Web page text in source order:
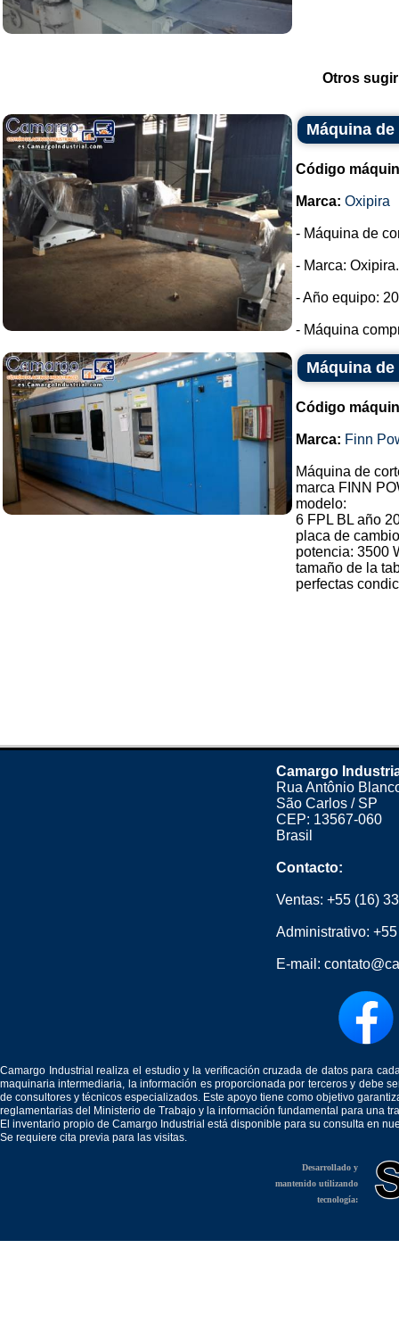
Otros
Máquina
Código
Marca: Oxipira
- Máquina de
- Marca: Oxipira.
- Año equipo:
- Máquina
Máquina
Código
Marca: Finn
Máquina de
marca FINN
modelo:
6 FPL BL año
placa de
potencia: 3500
tamaño de la
perfectas
Camargo
Rua Antônio
São Carlos / SP
CEP: 13567-060
Brasil
Contacto:
Ventas: +55 (16)
Administrativo:
E-mail:
Camargo Industrial realiza el estudio y la verificación cruzada de datos para
maquinaria intermediaria, la información es proporcionada por terceros y debe
de consultores y técnicos especializados. Este apoyo tiene como objetivo
reglamentarias del Ministerio de Trabajo y la información fundamental para una
El inventario propio de Camargo Industrial está disponible para su consulta en
Se requiere cita previa para las visitas.
Desarrollado y
mantenido utilizando
tecnología: